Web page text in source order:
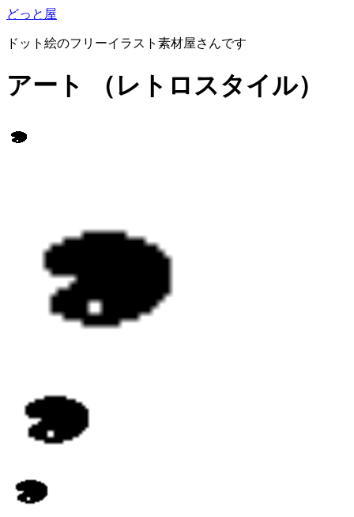
どっと屋
ドット絵のフリーイラスト素材屋さんです
アート （レトロスタイル）